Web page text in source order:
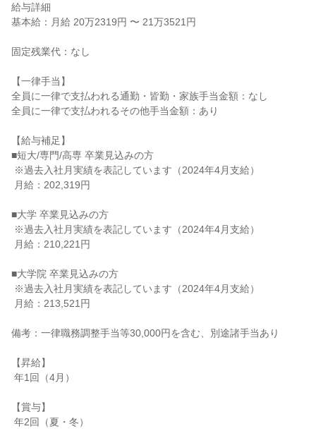
給与詳細
基本給：月給 20万2319円 〜 21万3521円
固定残業代：なし
【一律手当】
全員に一律で支払われる通勤・皆勤・家族手当金額：なし
全員に一律で支払われるその他手当金額：あり
【給与補足】
■短大/専門/高専 卒業見込みの方
■大学 卒業見込みの方
■大学院 卒業見込みの方
備考：一律職務調整手当等30,000円を含む、別途諸手当あり
【昇給】
【賞与】